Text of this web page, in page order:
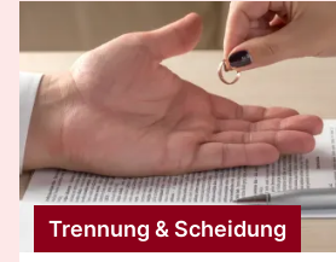
Trennung & Scheidung